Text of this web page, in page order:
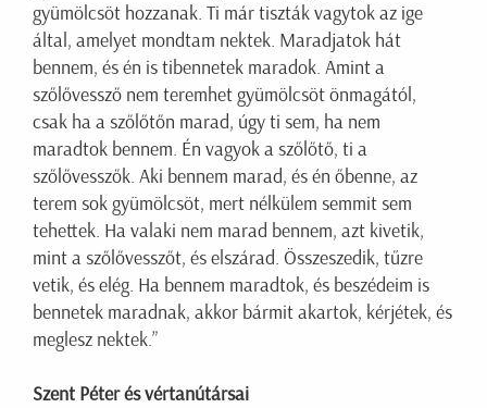
gyümölcsöt hozzanak. Ti már tiszták vagytok az ige
által, amelyet mondtam nektek. Maradjatok hát
bennem, és én is tibennetek maradok. Amint a
szőlővessző nem teremhet gyümölcsöt önmagától,
csak ha a szőlőtőn marad, úgy ti sem, ha nem
maradtok bennem. Én vagyok a szőlőtő, ti a
szőlővesszők. Aki bennem marad, és én őbenne, az
terem sok gyümölcsöt, mert nélkülem semmit sem
tehettek. Ha valaki nem marad bennem, azt kivetik,
mint a szőlővesszőt, és elszárad. Összeszedik, tűzre
vetik, és elég. Ha bennem maradtok, és beszédeim is
bennetek maradnak, akkor bármit akartok, kérjétek, és
meglesz nektek.”
Szent Péter és vértanútársai